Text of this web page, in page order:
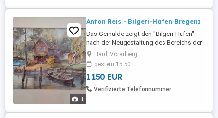
1
Anton Reis - Bilgeri-Hafen Bregenz
Das Gemälde zeigt den "Bilgeri-Hafen"
nach der Neugestaltung des Bereichs der
Brücke mit dem Neubau der Bogenbrücke
im Hintergrund. Die Bilgeri-Hütte im
Vordergrund wird weiterhin von einer
weiteren "Fischer-Hütte" begleitet. Die
Blickrichtung ist vom Strandweg. Das Bild
Hard, Vorarlberg
gestern 15:50
1 150 EUR
Verifizierte Telefonnummer